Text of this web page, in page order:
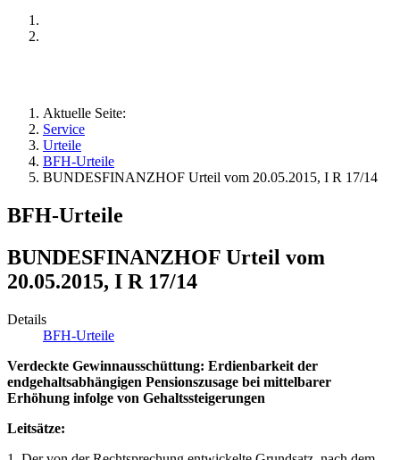
Aktuelle Seite:
Service
Urteile
BFH-Urteile
BUNDESFINANZHOF Urteil vom 20.05.2015, I R 17/14
BFH-Urteile
BUNDESFINANZHOF Urteil vom
20.05.2015, I R 17/14
Details
BFH-Urteile
Verdeckte Gewinnausschüttung: Erdienbarkeit der
endgehaltsabhängigen Pensionszusage bei mittelbarer
Erhöhung infolge von Gehaltssteigerungen
Leitsätze: